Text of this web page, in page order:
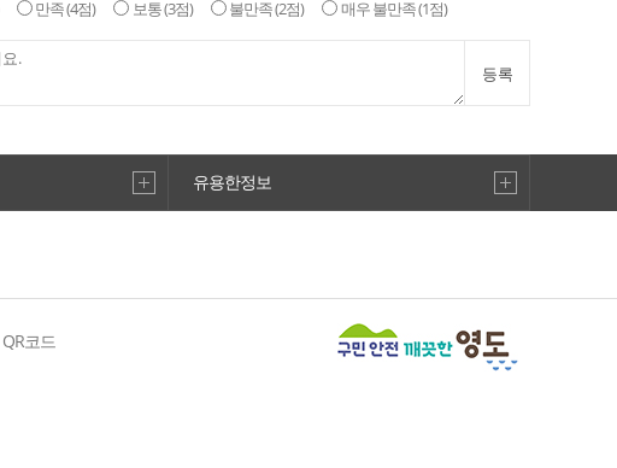
만족(4점) 보통(3점) 불만족(2점) 매우 불만족(1점)
등록
유용한정보
QR코드